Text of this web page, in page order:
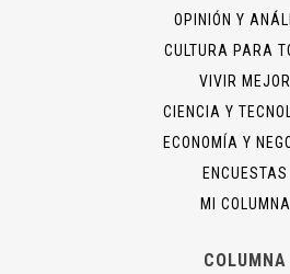
OPINIÓN Y
CULTURA PARA
VIVIR MEJOR
CIENCIA Y
ECONOMÍA Y
ENCUESTAS
MI COLUMNA
COLUMNA